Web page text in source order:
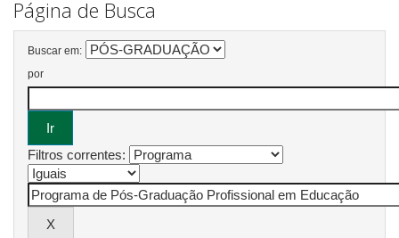
Página de Busca
Buscar em:
por
Filtros correntes: